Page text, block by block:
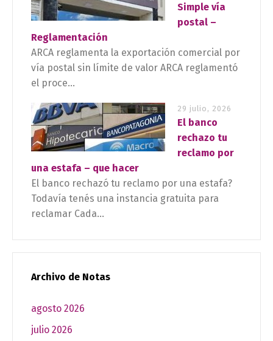
Simple vía
postal –
Reglamentación
ARCA reglamenta la exportación comercial por
vía postal sin límite de valor ARCA reglamentó
el proce...
29 julio, 2026
El banco
rechazo tu
reclamo por
una estafa – que hacer
El banco rechazó tu reclamo por una estafa?
Todavía tenés una instancia gratuita para
reclamar Cada...
Archivo de Notas
agosto 2026
julio 2026